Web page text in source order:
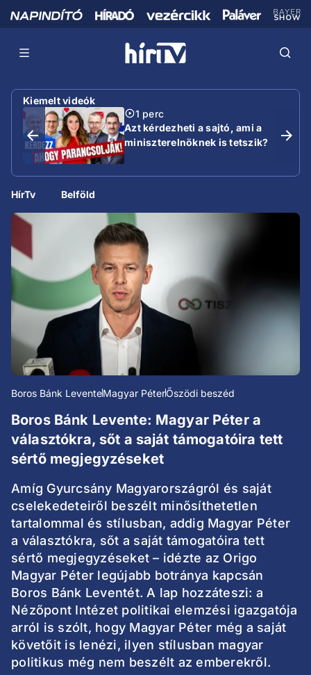
Kiemelt videók
1 perc
Azt kérdezheti a sajtó, ami a
miniszterelnöknek is tetszik?
HírTv Belföld
Boros Bánk LeventeMagyar PéterŐszödi beszéd
Boros Bánk Levente: Magyar Péter a
választókra, sőt a saját támogatóira tett
sértő megjegyzéseket
Amíg Gyurcsány Magyarországról és saját
cselekedeteiről beszélt minősíthetetlen
tartalommal és stílusban, addig Magyar Péter
a választókra, sőt a saját támogatóira tett
sértő megjegyzéseket – idézte az Origo
Magyar Péter legújabb botránya kapcsán
Boros Bánk Leventét. A lap hozzáteszi: a
Nézőpont Intézet politikai elemzési igazgatója
arról is szólt, hogy Magyar Péter még a saját
követőit is lenézi, ilyen stílusban magyar
politikus még nem beszélt az emberekről.